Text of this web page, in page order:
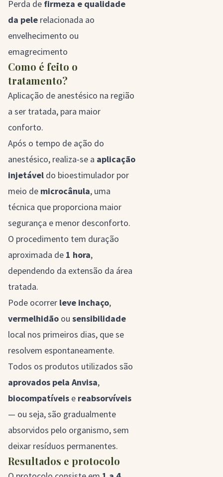
Perda de firmeza e qualidade
da pele relacionada ao
envelhecimento ou
emagrecimento
Como é feito o
tratamento?
Aplicação de anestésico na região
a ser tratada, para maior
conforto.
Após o tempo de ação do
anestésico, realiza-se a aplicação
injetável do bioestimulador por
meio de microcânula, uma
técnica que proporciona maior
segurança e menor desconforto.
O procedimento tem duração
aproximada de 1 hora,
dependendo da extensão da área
tratada.
Pode ocorrer leve inchaço,
vermelhidão ou sensibilidade
local nos primeiros dias, que se
resolvem espontaneamente.
Todos os produtos utilizados são
aprovados pela Anvisa,
biocompatíveis e reabsorvíveis
— ou seja, são gradualmente
absorvidos pelo organismo, sem
deixar resíduos permanentes.
Resultados e protocolo